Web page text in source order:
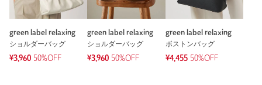
もっと見る
green label relaxing
ショルダーバッグ
¥3,960 50%OFF
green label relaxing
ショルダーバッグ
¥3,960 50%OFF
green label relaxing
ボストンバッグ
¥4,455 50%OFF